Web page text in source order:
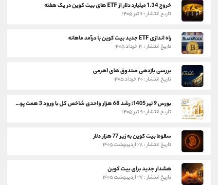
خروج 1.34 میلیارد دلار از ETF های بیت کوین در یک هفته
تاریخ انتشار : ۶ تیر ۱۴۰۵
راه اندازی ETF جدید بیت کوین با درآمد ماهانه
تاریخ انتشار : ۲۱ خرداد ۱۴۰۵
بررسی بازدهی صندوق های اهرمی
تاریخ انتشار : ۲۰ خرداد ۱۴۰۵
بورس 9 تیر 1405؛ رشد 68 هزار واحدی شاخص کل با ورود 3 همت پول حقیقی
تاریخ انتشار : ۹ تیر ۱۴۰۵
سقوط بیت کوین به زیر 77 هزار دلار
تاریخ انتشار : ۲۸ اردیبهشت ۱۴۰۵
هشدار جدید برای بیت کوین
تاریخ انتشار : ۲۷ اردیبهشت ۱۴۰۵